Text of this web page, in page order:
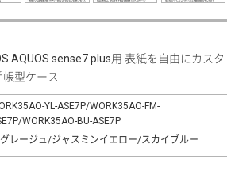
AQUOS sense7 plus用 表紙を自由にカスタ
型ケース
YL-ASE7P/WORK35AO-FM-
WORK35AO-BU-ASE7P
レージュ/ジャスミンイエロー/スカイブルー